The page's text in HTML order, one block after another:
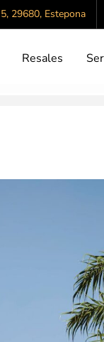
29680, Estepona
Resales